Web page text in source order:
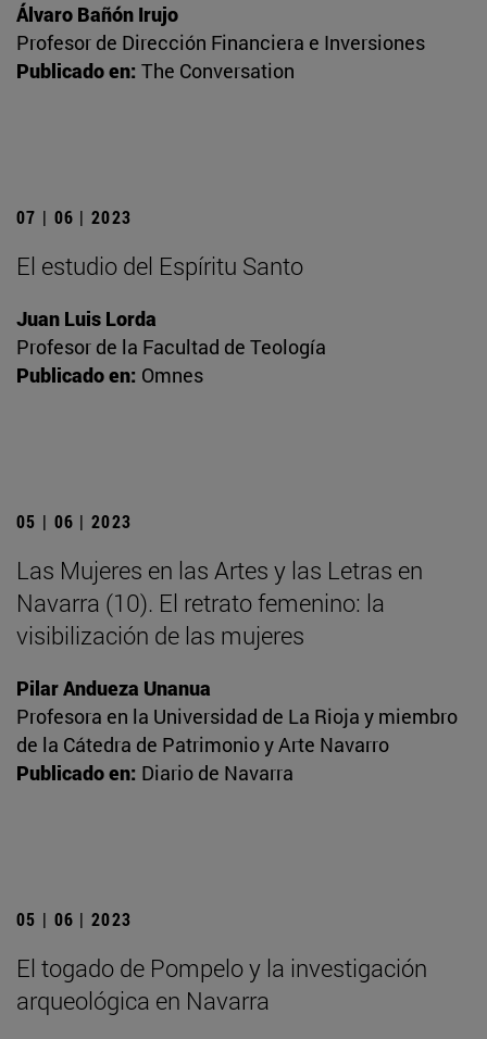
Álvaro Bañón Irujo
Profesor de Dirección Financiera e Inversiones
Publicado en: The Conversation
07 | 06 | 2023
El estudio del Espíritu Santo
Juan Luis Lorda
Profesor de la Facultad de Teología
Publicado en: Omnes
05 | 06 | 2023
Las Mujeres en las Artes y las Letras en
Navarra (10). El retrato femenino: la
visibilización de las mujeres
Pilar Andueza Unanua
Profesora en la Universidad de La Rioja y miembro
de la Cátedra de Patrimonio y Arte Navarro
Publicado en: Diario de Navarra
05 | 06 | 2023
El togado de Pompelo y la investigación
arqueológica en Navarra